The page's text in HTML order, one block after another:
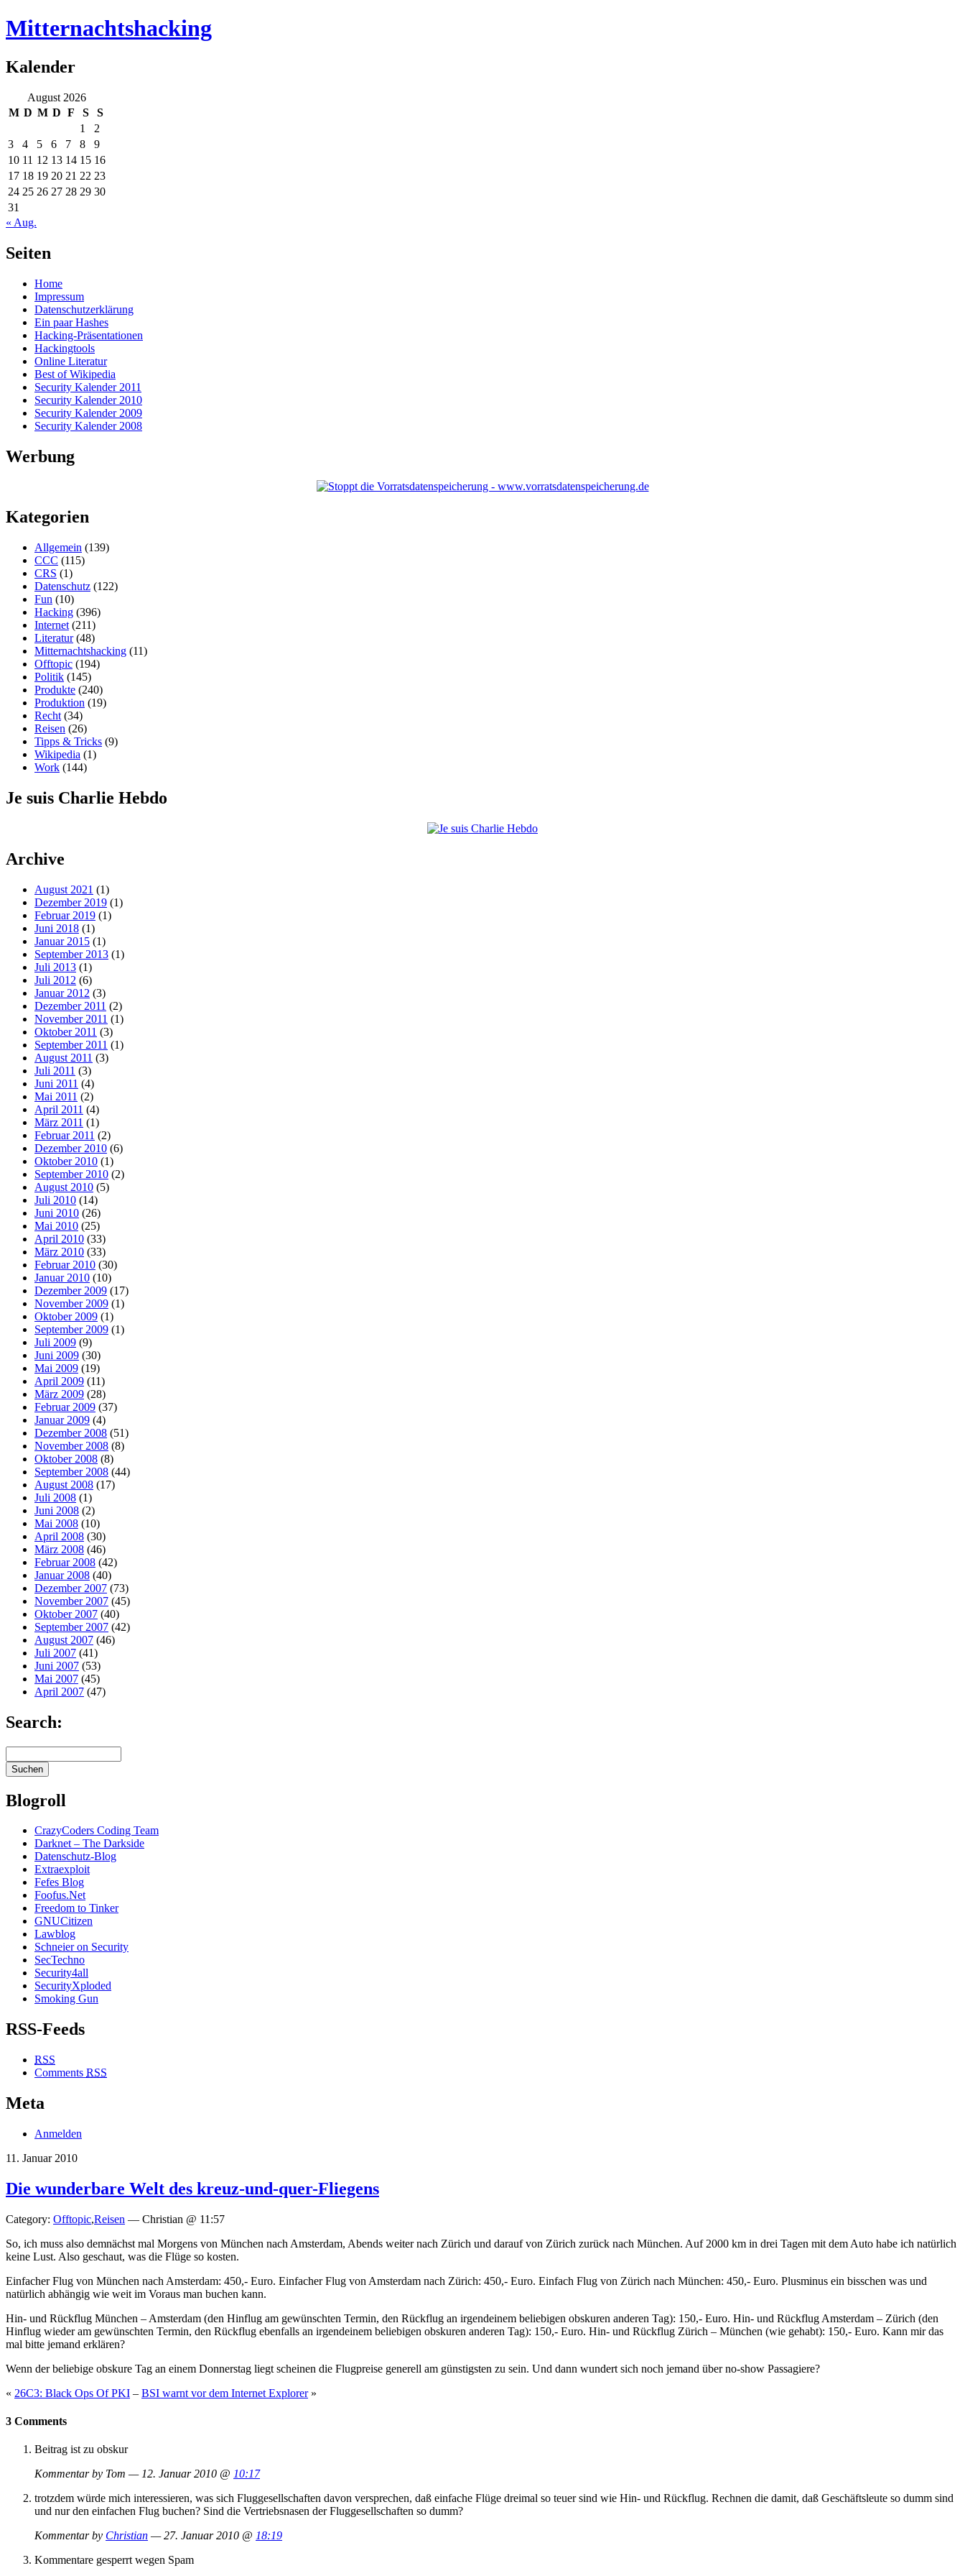
Mitternachtshacking
Kalender
August 2026
M D M D F S
S
1
2
3
4 5 6 7 8
9
10 11 12 13 14 15 16
17 18 19 20 21 22 23
24 25 26 27 28 29 30
31
« Aug.
Seiten
Home
Impressum
Datenschutzerklärung
Ein paar Hashes
Hacking-Präsentationen
Hackingtools
Online Literatur
Best of Wikipedia
Security Kalender 2011
Security Kalender 2010
Security Kalender 2009
Security Kalender 2008
Werbung
Kategorien
Allgemein (139)
CCC (115)
CRS (1)
Datenschutz (122)
Fun (10)
Hacking (396)
Internet (211)
Literatur(48)
Mitternachtshacking (11)
Offtopic (194)
Politik (145)
Produkte (240)
Produktion (19)
Recht (34)
Reisen (26)
Tipps & Tricks (9)
Wikipedia (1)
Work (144)
Je suis Charlie Hebdo
Archive
August 2021 (1)
Dezember 2019 (1)
Februar 2019 (1)
Juni 2018 (1)
Januar 2015 (1)
September 2013 (1)
Juli 2013 (1)
Juli 2012 (6)
Januar 2012 (3)
Dezember 2011 (2)
November 2011 (1)
Oktober 2011 (3)
September 2011 (1)
August 2011 (3)
Juli 2011 (3)
Juni 2011 (4)
Mai 2011 (2)
April 2011 (4)
März 2011 (1)
Februar 2011 (2)
Dezember 2010 (6)
Oktober 2010 (1)
September 2010 (2)
August 2010 (5)
Juli 2010 (14)
Juni 2010 (26)
Mai 2010 (25)
April 2010 (33)
März 2010 (33)
Februar 2010 (30)
Januar 2010 (10)
Dezember 2009 (17)
November 2009 (1)
Oktober 2009 (1)
September 2009 (1)
Juli 2009 (9)
Juni 2009 (30)
Mai 2009 (19)
April 2009 (11)
März 2009 (28)
Februar 2009 (37)
Januar 2009 (4)
Dezember 2008 (51)
November 2008 (8)
Oktober 2008 (8)
September 2008 (44)
August 2008 (17)
Juli 2008 (1)
Juni 2008 (2)
Mai 2008 (10)
April 2008 (30)
März 2008 (46)
Februar 2008 (42)
Januar 2008 (40)
Dezember 2007 (73)
November 2007 (45)
Oktober 2007 (40)
September 2007 (42)
August 2007 (46)
Juli 2007 (41)
Juni 2007 (53)
Mai 2007 (45)
April 2007 (47)
Search:
Blogroll
CrazyCoders Coding Team
Darknet – The Darkside
Datenschutz-Blog
Extraexploit
Fefes Blog
Foofus.Net
Freedom to Tinker
GNUCitizen
Lawblog
Schneier on Security
SecTechno
Security4all
SecurityXploded
Smoking Gun
RSS-Feeds
RSS
Comments RSS
Meta
Anmelden
11. Januar 2010
Die wunderbare Welt des kreuz-und-quer-Fliegens
Category: Offtopic,Reisen — Christian @ 11:57
So, ich muss also demnächst mal Morgens von München nach Amsterdam, Abends weiter nach Zürich und darauf von Zürich zurück nach München. Auf 2000 km in drei Tagen mit dem Auto habe ich natürlich
keine Lust. Also geschaut, was die Flüge so kosten.
Einfacher Flug von München nach Amsterdam: 450,- Euro. Einfacher Flug von Amsterdam nach Zürich: 450,- Euro. Einfach Flug von Zürich nach München: 450,- Euro. Plusminus ein bisschen was und
natürlich abhängig wie weit im Voraus man buchen kann.
Hin- und Rückflug München – Amsterdam (den Hinflug am gewünschten Termin, den Rückflug an irgendeinem beliebigen obskuren anderen Tag): 150,- Euro. Hin- und Rückflug Amsterdam – Zürich (den
Hinflug wieder am gewünschten Termin, den Rückflug ebenfalls an irgendeinem beliebigen obskuren anderen Tag): 150,- Euro. Hin- und Rückflug Zürich – München (wie gehabt): 150,- Euro. Kann mir das
mal bitte jemand erklären?
Wenn der beliebige obskure Tag an einem Donnerstag liegt scheinen die Flugpreise generell am günstigsten zu sein. Und dann wundert sich noch jemand über no-show Passagiere?
« 26C3: Black Ops Of PKI – BSI warnt vor dem Internet Explorer»
3 Comments
Beitrag ist zu obskur
Kommentar by Tom — 12. Januar 2010 @ 10:17
trotzdem würde mich interessieren, was sich Fluggesellschaften davon versprechen, daß einfache Flüge dreimal so teuer sind wie Hin- und Rückflug. Rechnen die damit, daß Geschäftsleute so dumm sind
und nur den einfachen Flug buchen? Sind die Vertriebsnasen der Fluggesellschaften so dumm?
Kommentar by Christian — 27. Januar 2010 @ 18:19
Kommentare gesperrt wegen Spam